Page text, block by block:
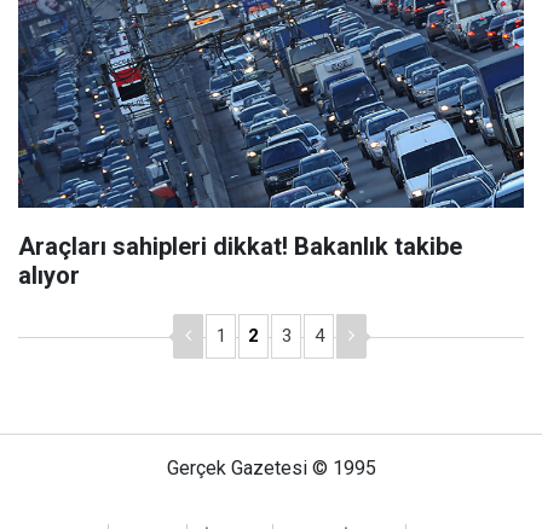
Araçları sahipleri dikkat! Bakanlık takibe
alıyor
1 2 3 4
Gerçek Gazetesi © 1995